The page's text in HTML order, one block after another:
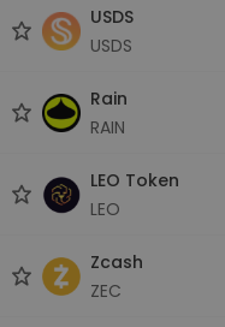
USDS
USDS
Rain
RAIN
LEO Token
LEO
Zcash
ZEC